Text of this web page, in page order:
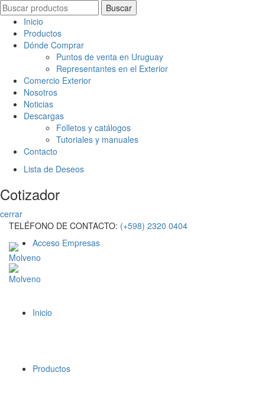
Search
for:
Buscar
Inicio
Productos
Dónde Comprar
Puntos de venta en Uruguay
Representantes en el Exterior
Comercio Exterior
Nosotros
Noticias
Descargas
Folletos y catálogos
Tutoriales y manuales
Contacto
Lista de Deseos
Cotizador
cerrar
TELÉFONO DE CONTACTO: (+598) 2320 0404
Acceso Empresas
Inicio
Productos